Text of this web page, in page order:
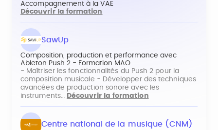
Accompagnement à la VAE
Découvrir la formation
SawUp
Composition, production et performance avec
Ableton Push 2 - Formation MAO
- Maîtriser les fonctionnalités du Push 2 pour la
composition musicale - Développer des techniques
avancées de production sonore avec les
instruments… Découvrir la formation
Centre national de la musique (CNM)